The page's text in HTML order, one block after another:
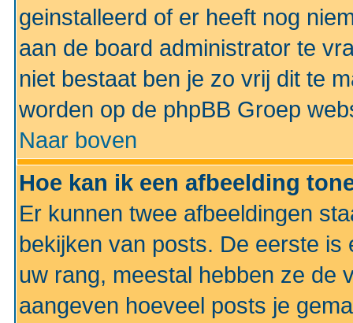
geinstalleerd of er heeft nog
aan de board administrator te
niet bestaat ben je zo vrij dit te
worden op de phpBB Groep
Naar boven
Hoe kan ik een afbeelding
Er kunnen twee afbeeldingen
bekijken van posts. De eerste
uw rang, meestal hebben ze de
aangeven hoeveel posts je